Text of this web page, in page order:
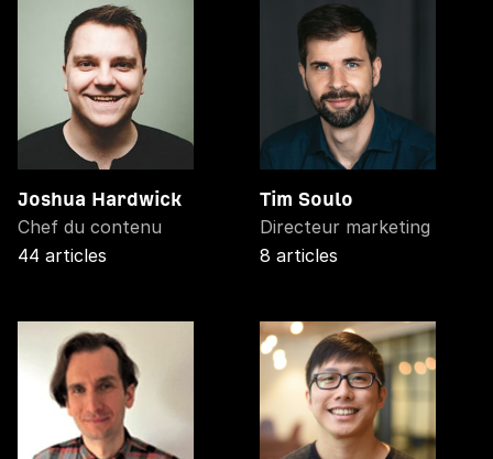
Joshua Hardwick
Chef du contenu
44 articles
Tim Soulo
Directeur marketing
8 articles